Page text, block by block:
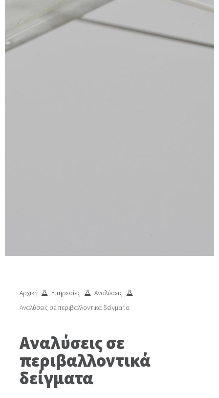
Αρχική / Υπηρεσίες / Αναλύσεις /
Αναλύσεις σε περιβαλλοντικά δείγματα
Αναλύσεις σε
περιβαλλοντικά
δείγματα